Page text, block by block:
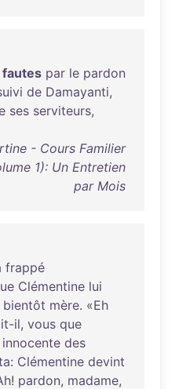
fautes par le pardon
de Damayanti,
ses serviteurs,
- Cours Familier
1): Un Entretien
par Mois
frappé
Clémentine lui
bientôt mère. «Eh
il, vous que
innocente des
: Clémentine devint
! pardon, madame,